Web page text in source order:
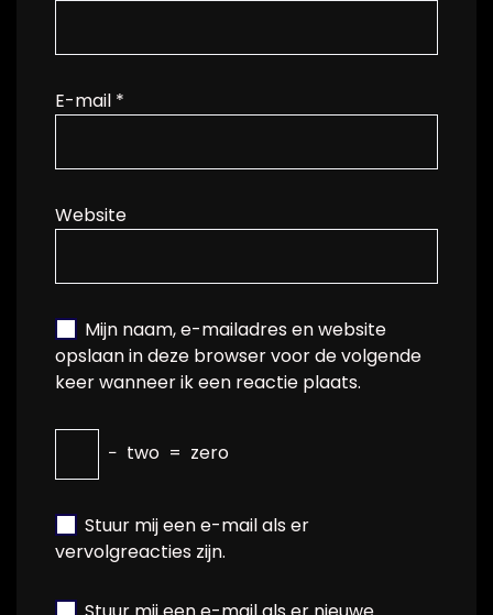
E-mail *
Website
Mijn naam, e-mailadres en website
opslaan in deze browser voor de volgende
keer wanneer ik een reactie plaats.
− two = zero
Stuur mij een e-mail als er
vervolgreacties zijn.